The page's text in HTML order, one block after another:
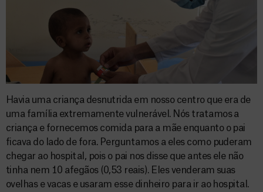
Havia uma criança desnutrida em nosso centro que era de
uma família extremamente vulnerável. Nós tratamos a
criança e fornecemos comida para a mãe enquanto o pai
ficava do lado de fora. Perguntamos a eles como puderam
chegar ao hospital, pois o pai nos disse que antes ele não
tinha nem 10 afegãos (0,53 reais). Eles venderam suas
ovelhas e vacas e usaram esse dinheiro para ir ao hospital.